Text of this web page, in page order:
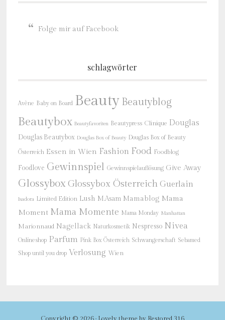
Folge mir auf Facebook
schlagwörter
Avène Baby on Board Beauty Beautyblog
Beautybox Beautyfavoriten Beautypress Clinique Douglas
Douglas Beautybox Douglas Box of Beauty Douglas Box of Beauty
Österreich Essen in Wien Fashion Food Foodblog
Foodlove Gewinnspiel Gewinnspielauflösung Give Away
GlossyboxGlossybox Österreich Guerlain
Isadora Limited Edition Lush M.Asam Mamablog Mama
Moment Mama Momente Mama Monday Manhattan
Marionnaud Nagellack Naturkosmetik Nespresso Nivea
Onlineshop Parfum Pink Box Österreich Schwangerschaft Sebamed
Shop until you drop Verlosung Wien